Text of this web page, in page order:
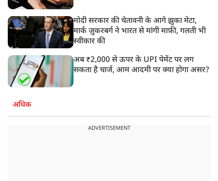
मोदी सरकार की चेतावनी के आगे झुका मेटा,
मार्क ज़ुकरबर्ग ने भारत से मांगी माफ़ी, गलती भी
स्वीकार की
अब ₹2,000 से ऊपर के UPI पेमेंट पर लग
सकता है चार्ज, आम आदमी पर क्या होगा असर?
अधिक
ADVERTISEMENT